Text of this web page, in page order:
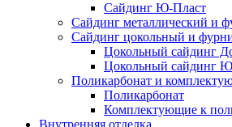
Сайдинг Ю-Пласт
Сайдинг металлический и
Сайдинг цокольный и
Цокольный сайдинг
Цокольный сайдинг
Поликарбонат и
Поликарбонат
Комплектующие к